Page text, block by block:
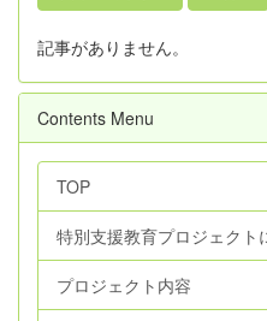
記事がありません。
Contents Menu
TOP
特別支援教育プロジェクト
プロジェクト内容